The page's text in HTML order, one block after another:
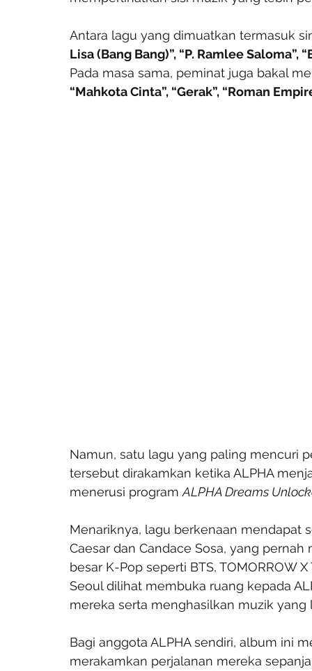
Antara lagu yang dimuatkan termasuk
Lisa (Bang Bang)”, “P. Ramlee Saloma”,
Pada masa sama, peminat juga bakal
“Mahkota Cinta”, “Gerak”, “Roman
Namun, satu lagu yang paling mencuri
tersebut dirakamkan ketika ALPHA
menerusi program ALPHA Dreams
Menariknya, lagu berkenaan mendapat
Caesar dan Candace Sosa, yang
besar K-Pop seperti BTS, TOMORROW
Seoul dilihat membuka ruang kepada
mereka serta menghasilkan muzik yang
Bagi anggota ALPHA sendiri, album ini
merakamkan perjalanan mereka